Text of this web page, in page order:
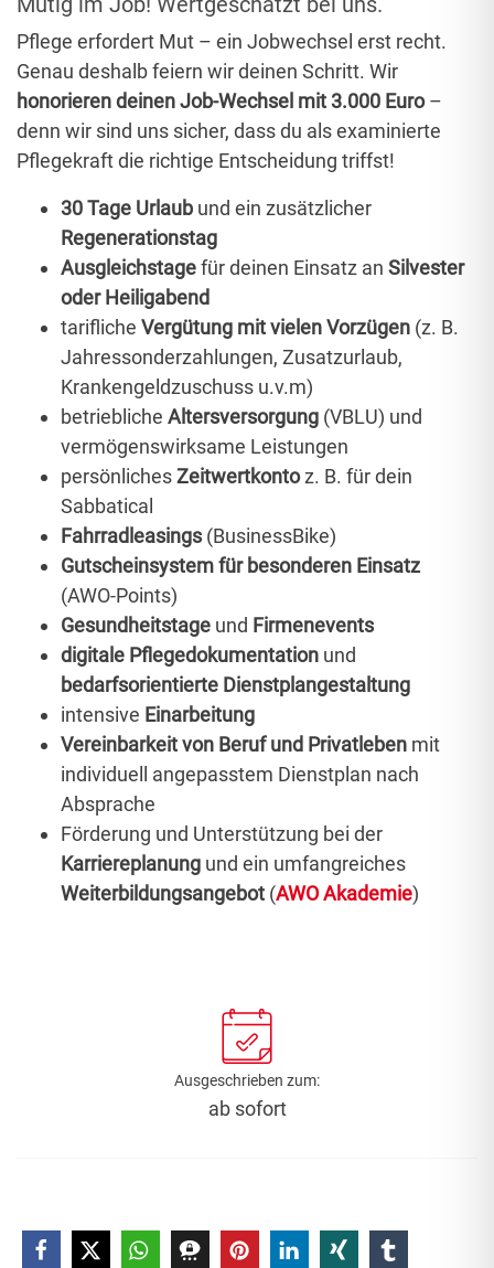
Pflege erfordert Mut – ein Jobwechsel erst recht.
Genau deshalb feiern wir deinen Schritt. Wir
honorieren deinen Job-Wechsel mit 3.000 Euro–
denn wir sind uns sicher, dass du als examinierte
Pflegekraft die richtige Entscheidung triffst!
30 Tage Urlaub und ein zusätzlicher
Regenerationstag
Ausgleichstagefür deinen Einsatz an Silvester
oder Heiligabend
tarifliche Vergütung mit vielen Vorzügen (z. B.
Jahressonderzahlungen, Zusatzurlaub,
Krankengeldzuschuss u.v.m)
betriebliche Altersversorgung (VBLU) und
vermögenswirksame Leistungen
persönlichesZeitwertkontoz. B. für dein
Sabbatical
Fahrradleasings (BusinessBike)
Gutscheinsystem für besonderen Einsatz
(AWO-Points)
Gesundheitstage und Firmenevents
digitale Pflegedokumentation und
bedarfsorientierte Dienstplangestaltung
intensive Einarbeitung
Vereinbarkeit von Beruf und Privatleben mit
individuell angepasstem Dienstplan nach
Absprache
Förderung und Unterstützung bei der
Karriereplanung und ein umfangreiches
Weiterbildungsangebot (AWO Akademie)
Ausgeschrieben zum:
ab sofort